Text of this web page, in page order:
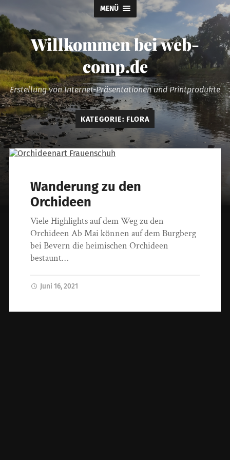
MENÜ
Willkommen bei web-
comp.de
Erstellung von Internet-Präsentationen und Printprodukte
KATEGORIE: FLORA
Wanderung zu den
Orchideen
Viele Highlights auf dem Weg zu den
Orchideen Ab Mai können auf dem Burgberg
bei Bevern die heimischen Orchideen
bestaunt…
Juni 16, 2021